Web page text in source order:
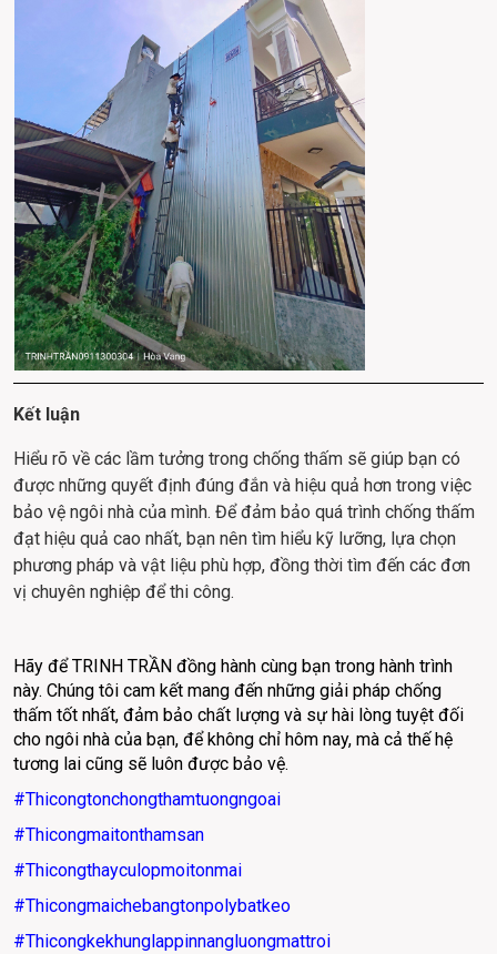
Kết luận
Hiểu rõ về các lầm tưởng trong chống thấm sẽ giúp bạn có
được những quyết định đúng đắn và hiệu quả hơn trong việc
bảo vệ ngôi nhà của mình. Để đảm bảo quá trình chống thấm
đạt hiệu quả cao nhất, bạn nên tìm hiểu kỹ lưỡng, lựa chọn
phương pháp và vật liệu phù hợp, đồng thời tìm đến các đơn
vị chuyên nghiệp để thi công.
Hãy để TRINH TRẦN đồng hành cùng bạn trong hành trình
này. Chúng tôi cam kết mang đến những giải pháp chống
thấm tốt nhất, đảm bảo chất lượng và sự hài lòng tuyệt đối
cho ngôi nhà của bạn, để không chỉ hôm nay, mà cả thế hệ
tương lai cũng sẽ luôn được bảo vệ.
#Thicongtonchongthamtuongngoai
#Thicongmaitonthamsan
#Thicongthayculopmoitonmai
#Thicongmaichebangtonpolybatkeo
#Thicongkekhunglappinnangluongmattroi